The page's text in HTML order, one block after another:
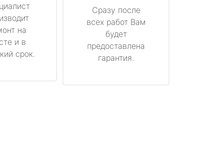
на
и в
срок.
Сразу после
всех работ Вам
будет
предоставлена
гарантия.